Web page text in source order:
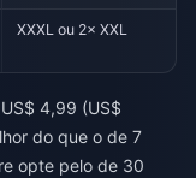
XXXL ou 2× XXL
4,99 (US$
do que o de 7
opte pelo de 30